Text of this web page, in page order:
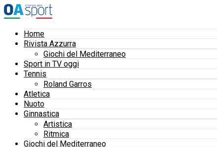
Home
Rivista Azzurra
Giochi del Mediterraneo
Sport in TV oggi
Tennis
Roland Garros
Atletica
Nuoto
Ginnastica
Artistica
Ritmica
Giochi del Mediterraneo